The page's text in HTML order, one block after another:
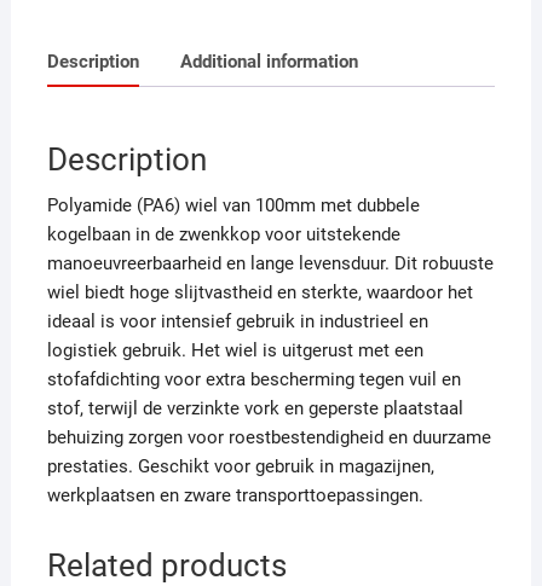
Description Additional information
Description
Polyamide (PA6) wiel van 100mm met dubbele
kogelbaan in de zwenkkop voor uitstekende
manoeuvreerbaarheid en lange levensduur. Dit robuuste
wiel biedt hoge slijtvastheid en sterkte, waardoor het
ideaal is voor intensief gebruik in industrieel en
logistiek gebruik. Het wiel is uitgerust met een
stofafdichting voor extra bescherming tegen vuil en
stof, terwijl de verzinkte vork en geperste plaatstaal
behuizing zorgen voor roestbestendigheid en duurzame
prestaties. Geschikt voor gebruik in magazijnen,
werkplaatsen en zware transporttoepassingen.
Related products